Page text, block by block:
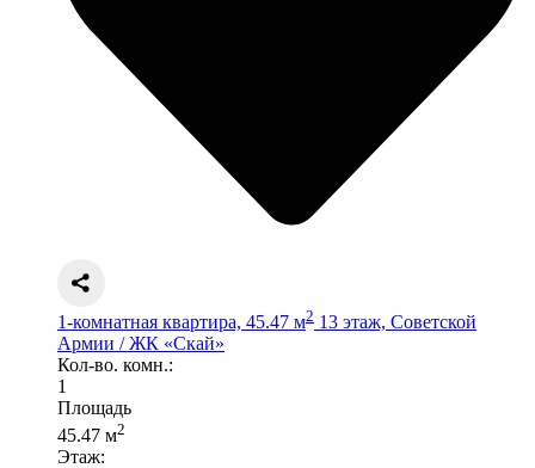
1-комнатная квартира, 45.47 м2 13 этаж, Советской
Армии / ЖК «Скай»
Кол-во. комн.:
1
Площадь
45.47 м2
Этаж: